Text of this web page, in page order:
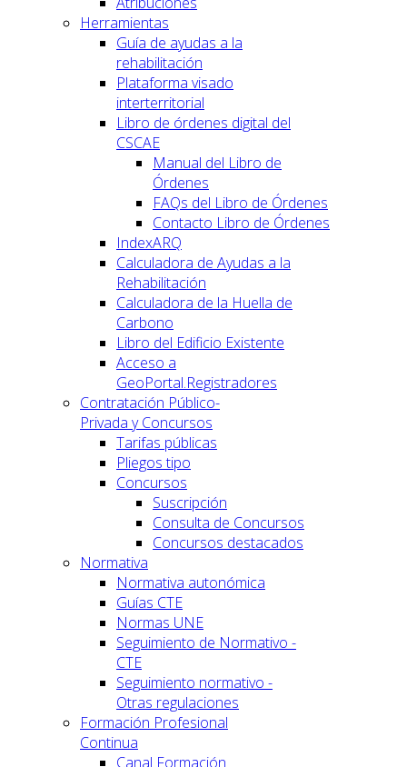
Herramientas
Guía de ayudas a la
rehabilitación
Plataforma visado
interterritorial
Libro de órdenes digital del
CSCAE
Manual del Libro de
Órdenes
FAQs del Libro de Órdenes
Contacto Libro de Órdenes
IndexARQ
Calculadora de Ayudas a la
Rehabilitación
Calculadora de la Huella de
Carbono
Libro del Edificio Existente
Acceso a
GeoPortal.Registradores
Contratación Público-
Privada y Concursos
Tarifas públicas
Pliegos tipo
Concursos
Suscripción
Consulta de Concursos
Concursos destacados
Normativa
Normativa autonómica
Guías CTE
Normas UNE
Seguimiento de Normativo -
CTE
Seguimiento normativo -
Otras regulaciones
Formación Profesional
Continua
Canal Formación